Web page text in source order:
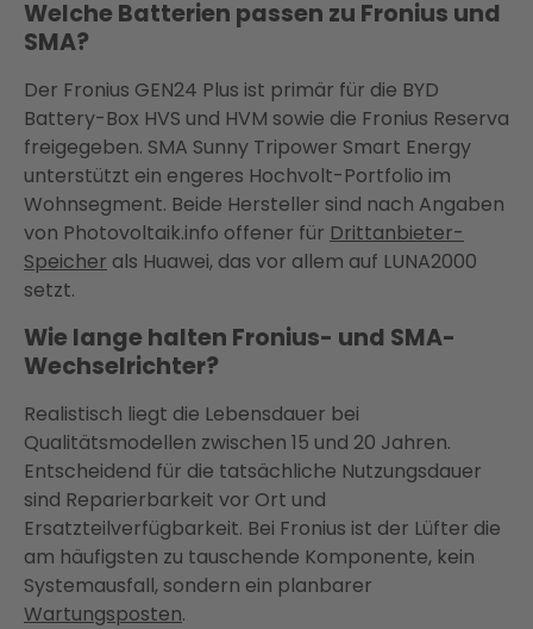
Welche Batterien passen zu Fronius und
SMA?
Der Fronius GEN24 Plus ist primär für die BYD
Battery-Box HVS und HVM sowie die Fronius Reserva
freigegeben. SMA Sunny Tripower Smart Energy
unterstützt ein engeres Hochvolt-Portfolio im
Wohnsegment. Beide Hersteller sind nach Angaben
von Photovoltaik.info offener für Drittanbieter-
Speicher als Huawei, das vor allem auf LUNA2000
setzt.
Wie lange halten Fronius- und SMA-
Wechselrichter?
Realistisch liegt die Lebensdauer bei
Qualitätsmodellen zwischen 15 und 20 Jahren.
Entscheidend für die tatsächliche Nutzungsdauer
sind Reparierbarkeit vor Ort und
Ersatzteilverfügbarkeit. Bei Fronius ist der Lüfter die
am häufigsten zu tauschende Komponente, kein
Systemausfall, sondern ein planbarer
Wartungsposten.